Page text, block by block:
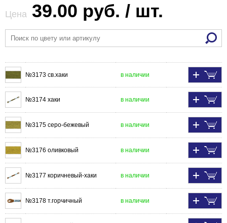
Цена 39.00 руб. / шт.
№3173 св.хаки в наличии
№3174 хаки в наличии
№3175 серо-бежевый в наличии
№3176 оливковый в наличии
№3177 коричневый-хаки в наличии
№3178 т.горчичный в наличии